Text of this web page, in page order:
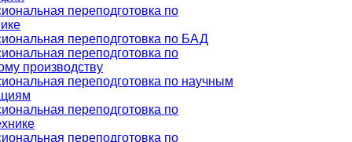
переподготовка по
переподготовка по БАД
переподготовка по
производству
переподготовка по научным
переподготовка по
переподготовка по